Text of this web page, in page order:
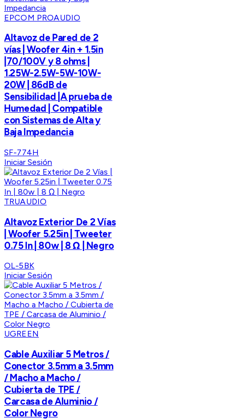
EPCOM PROAUDIO
Altavoz de Pared de 2
vías | Woofer 4in + 1.5in
|70/100V y 8 ohms |
1.25W-2.5W-5W-10W-
20W | 86dB de
Sensibilidad |A prueba de
Humedad | Compatible
con Sistemas de Alta y
Baja Impedancia
SF-774H
Iniciar Sesión
TRUAUDIO
Altavoz Exterior De 2 Vías
| Woofer 5.25in | Tweeter
0.75 In | 80w | 8 Ω | Negro
OL-5BK
Iniciar Sesión
UGREEN
Cable Auxiliar 5 Metros /
Conector 3.5mm a 3.5mm
/ Macho a Macho /
Cubierta de TPE /
Carcasa de Aluminio /
Color Negro